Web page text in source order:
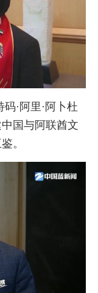
·阿里·阿卜杜
国与阿联酋文
。